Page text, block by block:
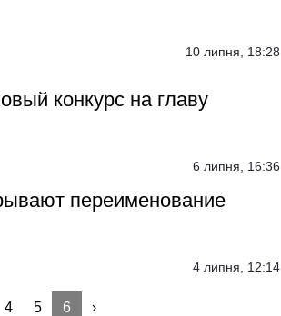
10 липня, 18:28
конкурс на главу
6 липня, 16:36
переименование
4 липня, 12:14
4 5 6 ›